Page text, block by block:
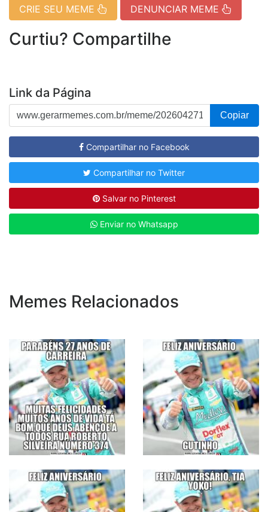
CRIE SEU MEME DENUNCIAR MEME
Curtiu? Compartilhe
Link da Página
Copiar
Compartilhar no Facebook
Compartilhar no Twitter
Salvar no Pinterest
Enviar no Whatsapp
Memes Relacionados